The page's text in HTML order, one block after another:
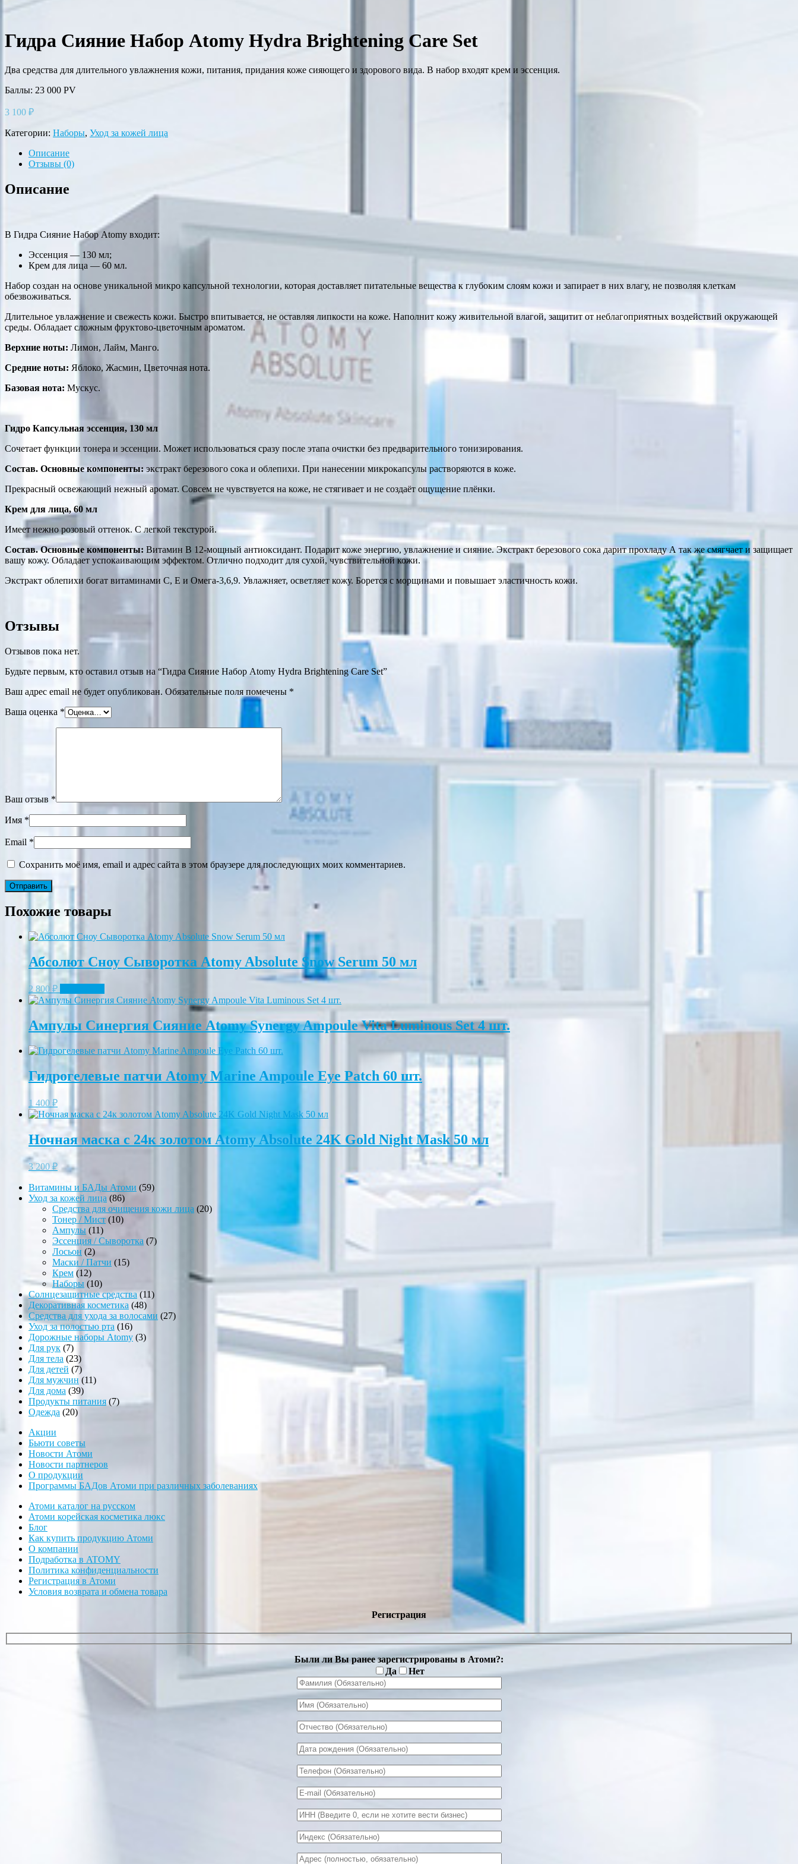
Гидра Сияние Набор Atomy Hydra Brightening Care Set
Два средства для длительного увлажнения кожи, питания, придания коже сияющего и здорового вида. В набор входят крем и эссенция.
Баллы: 23 000 PV
3 100 ₽
Категории: Наборы, Уход за кожей лица
Описание
Отзывы (0)
Описание
В Гидра Сияние Набор Atomy входит:
Эссенция — 130 мл;
Крем для лица — 60 мл.
Набор создан на основе уникальной микро капсульной технологии, которая доставляет питательные вещества к глубоким слоям кожи и запирает в них влагу, не позволяя клеткам
обезвоживаться.
Длительное увлажнение и свежесть кожи. Быстро впитывается, не оставляя липкости на коже. Наполнит кожу живительной влагой, защитит от неблагоприятных воздействий окружающей
среды. Обладает сложным фруктово-цветочным ароматом.
Верхние ноты: Лимон, Лайм, Манго.
Средние ноты: Яблоко, Жасмин, Цветочная нота.
Базовая нота: Мускус.
Гидро Капсульная эссенция, 130 мл
Сочетает функции тонера и эссенции. Может использоваться сразу после этапа очистки без предварительного тонизирования.
Состав. Основные компоненты: экстракт березового сока и облепихи. При нанесении микрокапсулы растворяются в коже.
Прекрасный освежающий нежный аромат. Совсем не чувствуется на коже, не стягивает и не создаёт ощущение плёнки.
Крем для лица, 60 мл
Имеет нежно розовый оттенок. С легкой текстурой.
Состав. Основные компоненты: Витамин B 12-мощный антиоксидант. Подарит коже энергию, увлажнение и сияние. Экстракт березового сока дарит прохладу А так же смягчает и защищает
вашу кожу. Обладает успокаивающим эффектом. Отлично подходит для сухой, чувствительной кожи.
Экстракт облепихи богат витаминами С, Е и Омега-3,6,9. Увлажняет, осветляет кожу. Борется с морщинами и повышает эластичность кожи.
Отзывы
Отзывов пока нет.
Будьте первым, кто оставил отзыв на “Гидра Сияние Набор Atomy Hydra Brightening Care Set”
Ваш адрес email не будет опубликован. Обязательные поля помечены *
Ваша оценка *
Ваш отзыв *
Имя *
Email *
Сохранить моё имя, email и адрес сайта в этом браузере для последующих моих комментариев.
Похожие товары
Абсолют Сноу Сыворотка Atomy Absolute Snow Serum 50 мл
2 800 ₽
Ампулы Синергия Сияние Atomy Synergy Ampoule Vita Luminous Set 4 шт.
Гидрогелевые патчи Atomy Marine Ampoule Eye Patch 60 шт.
1 400 ₽
Ночная маска с 24к золотом Atomy Absolute 24K Gold Night Mask 50 мл
3 200₽
Витамины и БАДы Атоми 5959
Уход за кожей лица 8686
товаров
Средства для очищения кожи лица 2020
Тонер / Мист 1010
Ампулы 1111
товаров
Эссенция / Сыворотка 77
Лосьон 22
товара
Маски / Патчи 1515
Крем 1212
товаров
Наборы 1010
товаров
Солнцезащитные средства 1111
Декоративная косметика 4848
товаров
Средства для ухода за волосами 2727
Уход за полостью рта 1616
товаров
Дорожные наборы Atomy 33
Для рук 77
товаров
Для тела 2323
товара
Для детей 77
товаров
Для мужчин 1111
Для дома 3939
товаров
Продукты питания 77
Одежда 2020
Акции
Бьюти советы
Новости Атоми
Новости партнеров
О продукции
Программы БАДов Атоми при различных заболеваниях
Атоми каталог на русском
Атоми корейская косметика люкс
Блог
Как купить продукцию Атоми
О компании
Подработка в ATOMY
Политика конфиденциальности
Регистрация в Атоми
Условия возврата и обмена товара
Регистрация
Были ли Вы ранее зарегистрированы в Атоми?:
Да
Нет